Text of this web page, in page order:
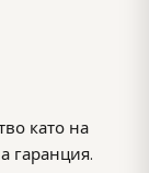
като на
гаранция.